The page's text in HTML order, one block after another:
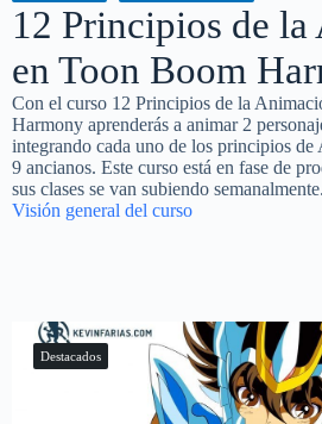
12 Principios de
en Toon Boom
Con el curso 12 Principios de la
Harmony aprenderás a animar 2
integrando cada uno de los principios
9 ancianos. Este curso está en fase de
sus clases se van subiendo semanalmente.
Visión general del curso
Destacados